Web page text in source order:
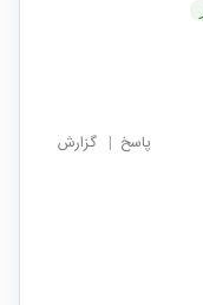
پاسخ | گزارش